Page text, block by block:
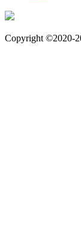
Copyright ©2020-